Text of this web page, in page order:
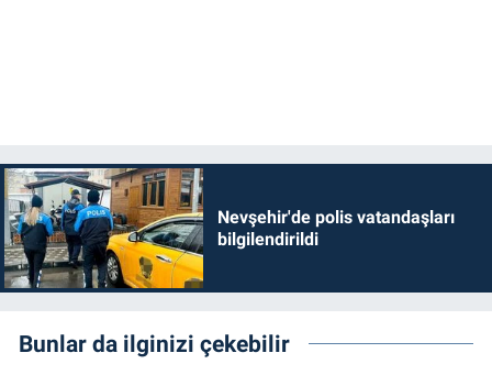
Nevşehir'de polis vatandaşları
bilgilendirildi
Bunlar da ilginizi çekebilir